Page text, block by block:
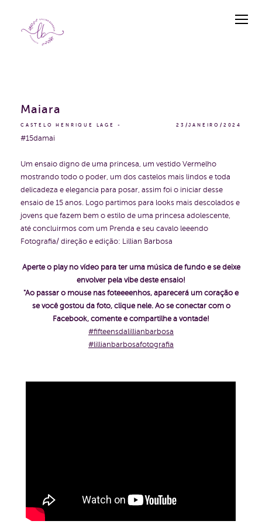
CASTELO HENRIQUE LAGE 23/JANEIRO/2024
Maiara
#15damai
Um ensaio digno de uma princesa, um vestido Vermelho
mostrando todo o poder, um dos castelos mais lindos e toda
delicadeza e elegancia para posar, assim foi o iniciar desse
ensaio de 15 anos. Logo partimos para looks mais descolados e
jovens que fazem bem o estilo de uma princesa adolescente,
até concluirmos com um Prenda e seu cavalo leeendo
Fotografia/ direção e edição: Lillian Barbosa
Aperte o play no vídeo para ter uma música de fundo e se deixe
envolver pela vibe deste ensaio!
"Ao passar o mouse nas foteeeenhos, aparecerá um coração e
se você gostou da foto, clique nele. Ao se conectar com o
Facebook, comente e compartilhe a vontade!
#fifteensdalillianbarbosa
#lillianbarbosafotografia